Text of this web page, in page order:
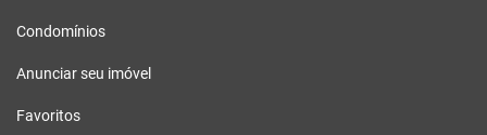
Condomínios
Anunciar seu imóvel
Favoritos